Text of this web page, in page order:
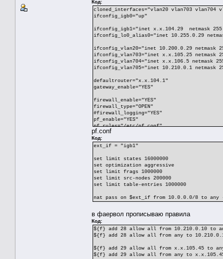
Код:
cloned_interfaces="vlan20 vlan703 vlan704
ifconfig_igb0="up"
ifconfig_igb1="inet x.x.104.29 netmask
ifconfig_lo0_alias0="inet 10.255.0.29
ifconfig_vlan20="inet 10.200.0.29 netmask
ifconfig_vlan703="inet x.x.105.25 netmask
ifconfig_vlan704="inet x.x.106.5 netmask
ifconfig_vlan705="inet 10.210.0.1 netmask
defaultrouter="x.x.104.1"
gateway_enable="YES"
firewall_enable="YES"
firewall_type="OPEN"
#firewall_logging="YES"
pf_enable="YES"
pf_rules="/etc/pf.conf"
sshd_enable="YES"
pf.conf
Код:
ext_if = "igb1"
set limit states 16000000
set optimization aggressive
set limit frags 1000000
set limit src-nodes 200000
set limit table-entries 1000000
nat pass on $ext_if from 10.0.0.0/8 to any
в фаервол прописываю правила
Код:
${f} add 28 allow all from 10.210.0.10 to
${f} add 28 allow all from any to
${f} add 29 allow all from x.x.105.45 to
${f} add 29 allow all from any to